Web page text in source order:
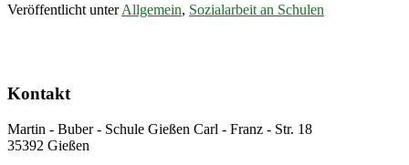
Veröffentlicht unter Allgemein, Sozialarbeit an Schulen
Kontakt
Martin - Buber - Schule Gießen Carl - Franz - Str. 18
35392 Gießen